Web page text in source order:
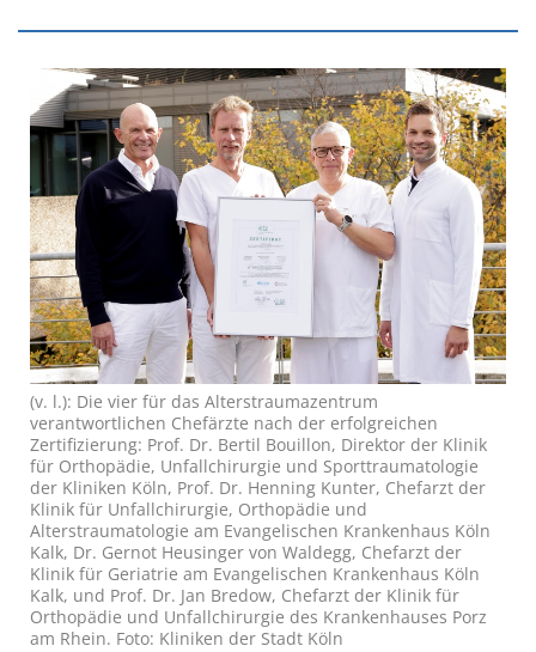
(v. l.): Die vier für das Alterstraumazentrum
verantwortlichen Chefärzte nach der erfolgreichen
Zertifizierung: Prof. Dr. Bertil Bouillon, Direktor der Klinik
für Orthopädie, Unfallchirurgie und Sporttraumatologie
der Kliniken Köln, Prof. Dr. Henning Kunter, Chefarzt der
Klinik für Unfallchirurgie, Orthopädie und
Alterstraumatologie am Evangelischen Krankenhaus Köln
Kalk, Dr. Gernot Heusinger von Waldegg, Chefarzt der
Klinik für Geriatrie am Evangelischen Krankenhaus Köln
Kalk, und Prof. Dr. Jan Bredow, Chefarzt der Klinik für
Orthopädie und Unfallchirurgie des Krankenhauses Porz
am Rhein. Foto: Kliniken der Stadt Köln